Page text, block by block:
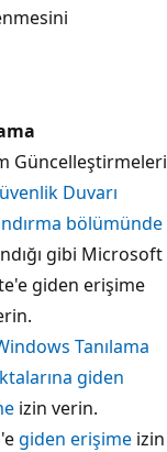
Güncelleştirmeleri
Duvarı
bölümünde
gibi Microsoft
giden erişime
Tanılama
giden
izin verin.
giden erişime izin